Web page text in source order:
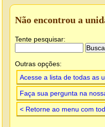
Não encontrou a
Tente pesquisar:
Outras opções:
Acesse a lista de todas as
Faça sua pergunta na
< Retorne ao menu com